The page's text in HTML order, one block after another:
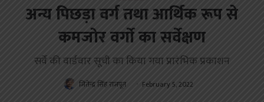
अन्य पिछड़ा वर्ग तथा आर्थिक रूप से
कमजोर वर्गाे का सर्वेक्षण
सर्वे की वार्डवार सूची का किया गया प्रारंभिक प्रकाशन
जितेन्द्र सिंह राजपूत February 5, 2022